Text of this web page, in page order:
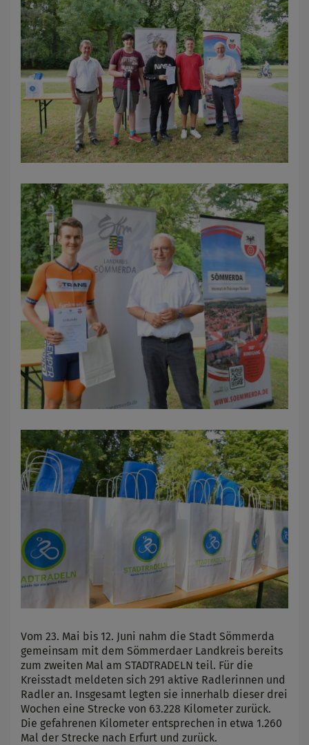
Vom 23. Mai bis 12. Juni nahm die Stadt Sömmerda
gemeinsam mit dem Sömmerdaer Landkreis bereits
zum zweiten Mal am STADTRADELN teil. Für die
Kreisstadt meldeten sich 291 aktive Radlerinnen und
Radler an. Insgesamt legten sie innerhalb dieser drei
Wochen eine Strecke von 63.228 Kilometer zurück.
Die gefahrenen Kilometer entsprechen in etwa 1.260
Mal der Strecke nach Erfurt und zurück.